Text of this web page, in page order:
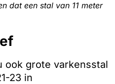
dat een stal van 11 meter
ook grote varkensstal
23 in